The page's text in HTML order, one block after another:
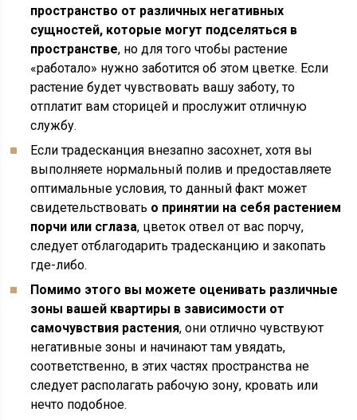
пространство от различных негативных
сущностей, которые могут подселяться в
пространстве, но для того чтобы растение
«работало» нужно заботится об этом цветке. Если
растение будет чувствовать вашу заботу, то
отплатит вам сторицей и прослужит отличную
службу.
Если традесканция внезапно засохнет, хотя вы
выполняете нормальный полив и предоставляете
оптимальные условия, то данный факт может
свидетельствовать о принятии на себя растением
порчи или сглаза, цветок отвел от вас порчу,
следует отблагодарить традесканцию и закопать
где-либо.
Помимо этого вы можете оценивать различные
зоны вашей квартиры в зависимости от
самочувствия растения, они отлично чувствуют
негативные зоны и начинают там увядать,
соответственно, в этих частях пространства не
следует располагать рабочую зону, кровать или
нечто подобное.